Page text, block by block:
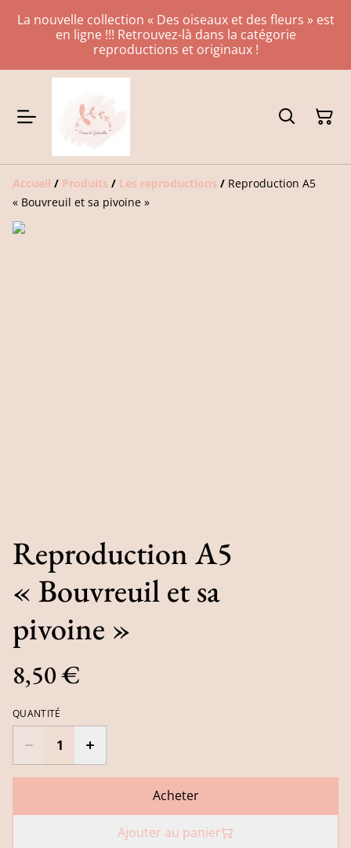
La nouvelle collection « Des oiseaux et des fleurs » est
en ligne !!! Retrouvez-là dans la catégorie
reproductions et originaux !
Accueil / Produits / Les reproductions / Reproduction A5
« Bouvreuil et sa pivoine »
Reproduction A5
« Bouvreuil et sa
pivoine »
8,50 €
QUANTITÉ
Acheter
Ajouter au panier